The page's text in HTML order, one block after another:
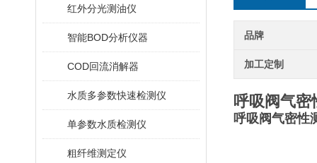
红外分光测油仪
智能BOD分析仪器
COD回流消解器
水质多参数快速检测仪
单参数水质检测仪
粗纤维测定仪
品牌
加工定制
呼吸阀气密
呼吸阀气密性